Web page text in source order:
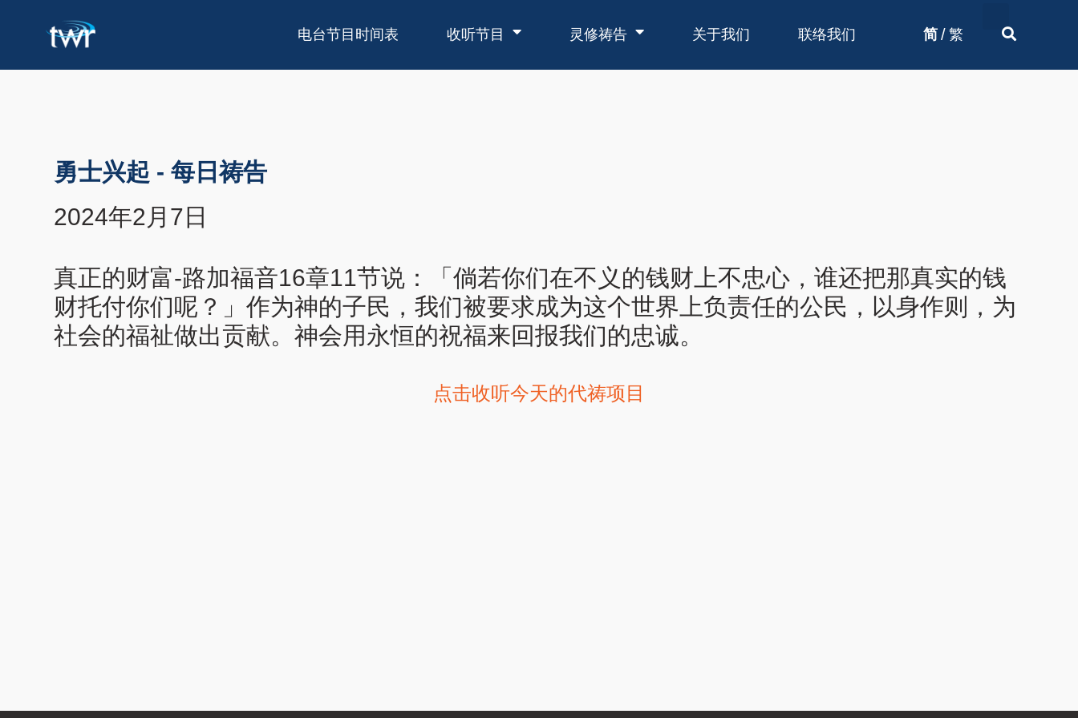
电台节目时间表 收听节目 灵修祷告 关于我们 联络我们 简 / 繁
勇士兴起 - 每日祷告
2024年2月7日
真正的财富-路加福音16章11节说：「倘若你们在不义的钱财上不忠心，谁还把那真实的钱
财托付你们呢？」作为神的子民，我们被要求成为这个世界上负责任的公民，以身作则，为
社会的福祉做出贡献。神会用永恒的祝福来回报我们的忠诚。
点击收听今天的代祷项目